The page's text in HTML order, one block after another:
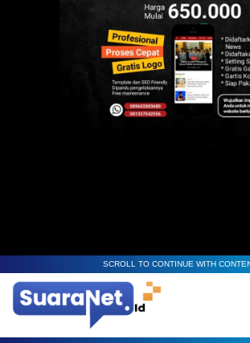
SCROLL TO CONTINUE WITH